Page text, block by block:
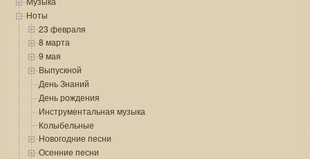
Ноты
23 февраля
8 марта
9 мая
Выпускной
День Знаний
День рождения
Инструментальная музыка
Колыбельные
Новогодние песни
Осенние песни